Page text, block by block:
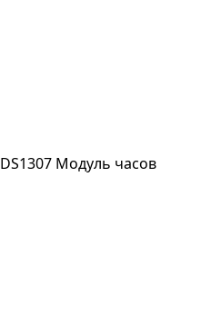
DS1307 Модуль часов